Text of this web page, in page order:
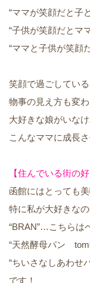
“ママが笑顔だと子
“子供が笑顔だとマ
“ママと子供が笑顔
笑顔で過ごしてい
物事の見え方も変わ
大好きな娘がいな
こんなママに成長
【住んでいる街の好
函館にはとっても
特に私が大好きな
“BRAN”…こちらは
“天然酵母パン
“ちいさなしあわせ
です！